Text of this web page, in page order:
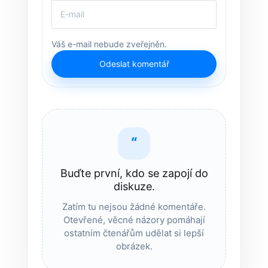
Váš e-mail nebude zveřejněn.
Odeslat komentář
“
Buďte první, kdo se zapojí do
diskuze.
Zatím tu nejsou žádné komentáře.
Otevřené, věcné názory pomáhají
ostatním čtenářům udělat si lepší
obrázek.